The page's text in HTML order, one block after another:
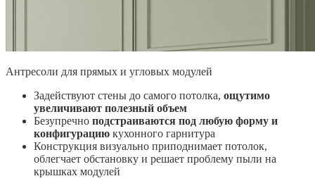
Антресоли для прямых и угловых модулей
Задействуют стены до самого потолка, ощутимо
увеличивают полезный объем
Безупречно подстраиваются под любую форму и
конфигурацию кухонного гарнитура
Конструкция визуально приподнимает потолок,
облегчает обстановку и решает проблему пыли на
крышках модулей